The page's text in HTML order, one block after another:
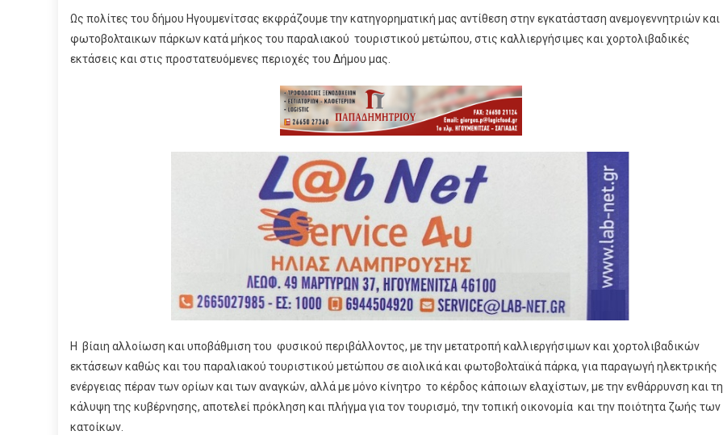
Ως πολίτες του δήμου Ηγουμενίτσας εκφράζουμε την κατηγορηματική μας αντίθεση στην εγκατάσταση ανεμογεννητριών και
φωτοβολταικων πάρκων κατά μήκος του παραλιακού τουριστικού μετώπου, στις καλλιεργήσιμες και χορτολιβαδικές
εκτάσεις και στις προστατευόμενες περιοχές του Δήμου μας.
Η βίαιη αλλοίωση και υποβάθμιση του φυσικού περιβάλλοντος, με την μετατροπή καλλιεργήσιμων και χορτολιβαδικών
εκτάσεων καθώς και του παραλιακού τουριστικού μετώπου σε αιολικά και φωτοβολταϊκά πάρκα, για παραγωγή ηλεκτρικής
ενέργειας πέραν των ορίων και των αναγκών, αλλά με μόνο κίνητρο το κέρδος κάποιων ελαχίστων, με την ενθάρρυνση και
κάλυψη της κυβέρνησης, αποτελεί πρόκληση και πλήγμα για τον τουρισμό, την τοπική οικονομία και την ποιότητα ζωής των
κατοίκων.